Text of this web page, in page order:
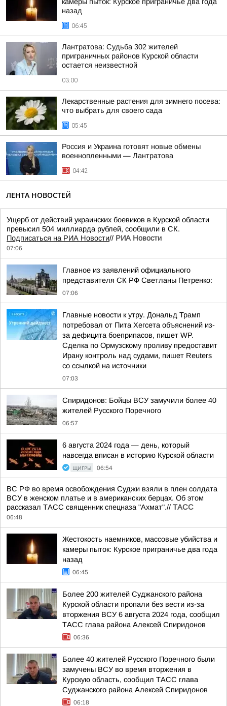
назад
06:45
Лантратова: Судьба 302 жителей
приграничных районов Курской области
остается неизвестной
03:00
Лекарственные растения для зимнего посева:
что выбрать для своего сада
05:45
Россия и Украина готовят новые обмены
военнопленными — Лантратова
04:42
ЛЕНТА НОВОСТЕЙ
Ущерб от действий украинских боевиков в Курской области
превысил 504 миллиарда рублей, сообщили в СК.
Подписаться на РИА Новости// РИА Новости
07:06
Главное из заявлений официального
представителя СК РФ Светланы Петренко:
07:06
Главные новости к утру. Дональд Трамп
потребовал от Пита Хегсета объяснений из-
за дефицита боеприпасов, пишет WP.
Сделка по Ормузскому проливу предоставит
Ирану контроль над судами, пишет Reuters
со ссылкой на источники
07:03
Спиридонов: Бойцы ВСУ замучили более 40
жителей Русского Поречного
06:57
6 августа 2024 года — день, который
навсегда вписан в историю Курской области
ЩИГРЫ 06:54
ВС РФ во время освобождения Суджи взяли в плен солдата
ВСУ в женском платье и в американских берцах. Об этом
рассказал ТАСС священник спецназа "Ахмат".// ТАСС
06:48
Жестокость наемников, массовые убийства и
камеры пыток: Курское приграничье два года
назад
06:45
Более 200 жителей Суджанского района
Курской области пропали без вести из-за
вторжения ВСУ 6 августа 2024 года, сообщил
ТАСС глава района Алексей Спиридонов
06:36
Более 40 жителей Русского Поречного были
замучены ВСУ во время вторжения в
Курскую область, сообщил ТАСС глава
Суджанского района Алексей Спиридонов
06:18